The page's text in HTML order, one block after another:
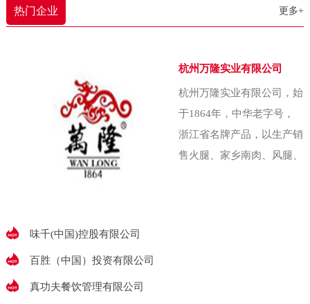
还能照顾照顾家里。下雨了啥的，
季匆忙抛售，收益甚微。为破解这
一难题，金川乡金珠村两委经集体
研究决策，创办了村集体企业——
金五园农业发展
热门企业 更多+
杭州万隆实业有限公司
杭州万隆实业有限公司，始
于1864年，中华老字号，
浙江省名牌产品，以生产销
售火腿、家乡南肉、风腿、
味千(中国)控股有限公司
百胜（中国）投资有限公司
真功夫餐饮管理有限公司